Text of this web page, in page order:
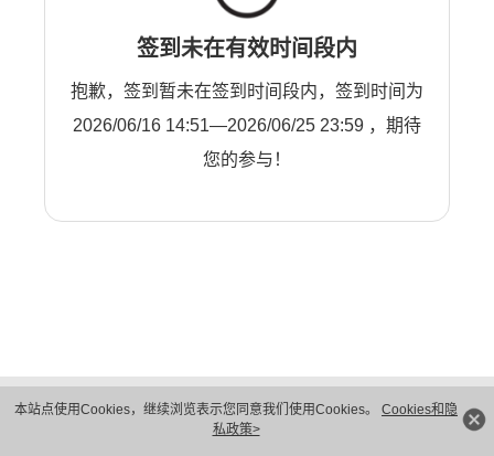
本站点使用Cookies，继续浏览表示您同意我们使用Cookies。 Cookies和隐
私政策>
签到未在有效时间段内
抱歉，签到暂未在签到时间段内，签到时间为
2026/06/16 14:51—2026/06/25 23:59 ，期待
您的参与！
隐私保护
法律声明